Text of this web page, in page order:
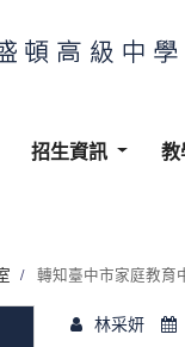
招生資訊
轉知臺中市家庭教育
林采妍